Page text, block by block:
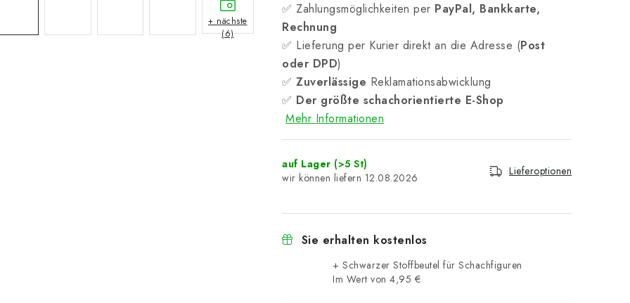
✅ Zahlungsmöglichkeiten per PayPal, Bankkarte,
Rechnung
✅ Lieferung per Kurier direkt an die Adresse (Post
oder DPD)
✅ Zuverlässige Reklamationsabwicklung
✅ Der größte schachorientierte E-Shop
Mehr Informationen
auf Lager (>5 St)
12.08.2026
Lieferoptionen
Sie erhalten kostenlos
+ Schwarzer Stoffbeutel für Schachfiguren
Im Wert von 4,95 €
+ nächste
(6)